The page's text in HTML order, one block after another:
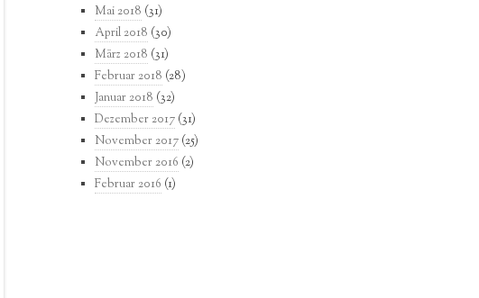
Mai 2018 (31)
April 2018 (30)
März 2018 (31)
Februar 2018 (28)
Januar 2018 (32)
Dezember 2017 (31)
November 2017 (25)
November 2016 (2)
Februar 2016 (1)